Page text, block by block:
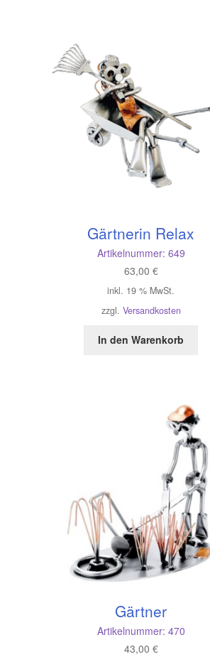
Gärtnerin Relax
Artikelnummer: 649
63,00 €
inkl. 19 % MwSt.
zzgl. Versandkosten
In den Warenkorb
Gärtner
Artikelnummer: 470
43,00 €